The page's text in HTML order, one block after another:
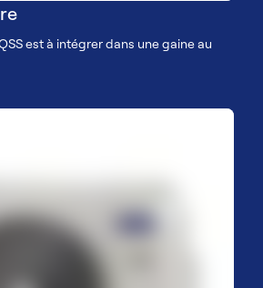
est à intégrer dans une gaine au